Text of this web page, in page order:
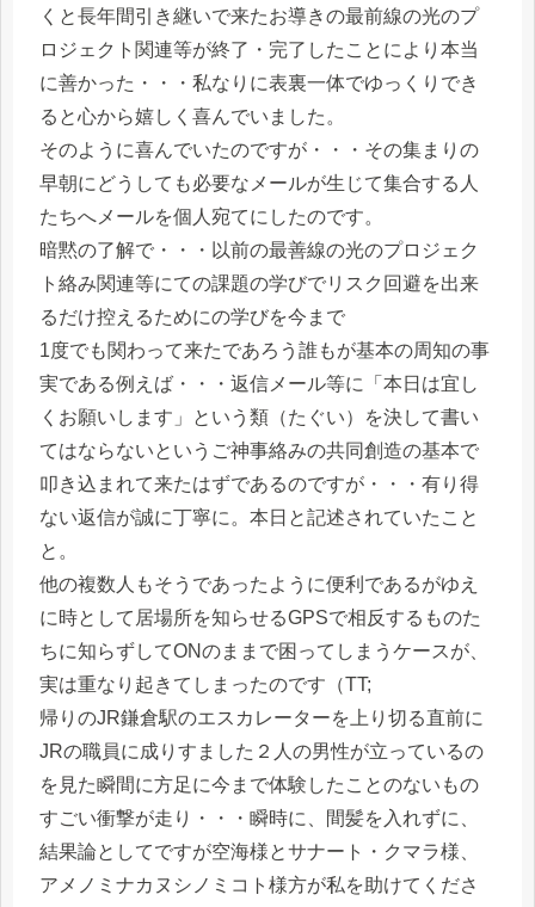
くと長年間引き継いで来たお導きの最前線の光のプ
ロジェクト関連等が終了・完了したことにより本当
に善かった・・・私なりに表裏一体でゆっくりでき
ると心から嬉しく喜んでいました。
そのように喜んでいたのですが・・・その集まりの
早朝にどうしても必要なメールが生じて集合する人
たちへメールを個人宛てにしたのです。
暗黙の了解で・・・以前の最善線の光のプロジェク
ト絡み関連等にての課題の学びでリスク回避を出来
るだけ控えるためにの学びを今まで
1度でも関わって来たであろう誰もが基本の周知の事
実である例えば・・・返信メール等に「本日は宜し
くお願いします」という類（たぐい）を決して書い
てはならないというご神事絡みの共同創造の基本で
叩き込まれて来たはずであるのですが・・・有り得
ない返信が誠に丁寧に。本日と記述されていたこと
と。
他の複数人もそうであったように便利であるがゆえ
に時として居場所を知らせるGPSで相反するものた
ちに知らずしてONのままで困ってしまうケースが、
実は重なり起きてしまったのです（TT;
帰りのJR鎌倉駅のエスカレーターを上り切る直前に
JRの職員に成りすました２人の男性が立っているの
を見た瞬間に方足に今まで体験したことのないもの
すごい衝撃が走り・・・瞬時に、間髪を入れずに、
結果論としてですが空海様とサナート・クマラ様、
アメノミナカヌシノミコト様方が私を助けてくださ